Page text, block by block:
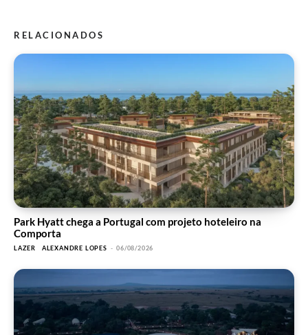
RELACIONADOS
Park Hyatt chega a Portugal com projeto hoteleiro na
Comporta
LAZER ALEXANDRE LOPES - 06/08/2026